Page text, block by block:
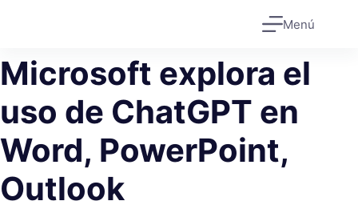
Menú
Microsoft explora el
uso de ChatGPT en
Word, PowerPoint,
Outlook